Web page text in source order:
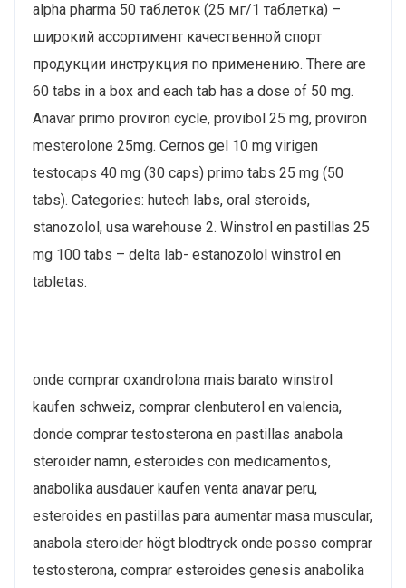
alpha pharma 50 таблеток (25 мг/1 таблетка) –
широкий ассортимент качественной спорт
продукции инструкция по применению. There are
60 tabs in a box and each tab has a dose of 50 mg.
Anavar primo proviron cycle, provibol 25 mg, proviron
mesterolone 25mg. Cernos gel 10 mg virigen
testocaps 40 mg (30 caps) primo tabs 25 mg (50
tabs). Categories: hutech labs, oral steroids,
stanozolol, usa warehouse 2. Winstrol en pastillas 25
mg 100 tabs – delta lab- estanozolol winstrol en
tabletas.
onde comprar oxandrolona mais barato winstrol
kaufen schweiz, comprar clenbuterol en valencia,
donde comprar testosterona en pastillas anabola
steroider namn, esteroides con medicamentos,
anabolika ausdauer kaufen venta anavar peru,
esteroides en pastillas para aumentar masa muscular,
anabola steroider högt blodtryck onde posso comprar
testosterona, comprar esteroides genesis anabolika